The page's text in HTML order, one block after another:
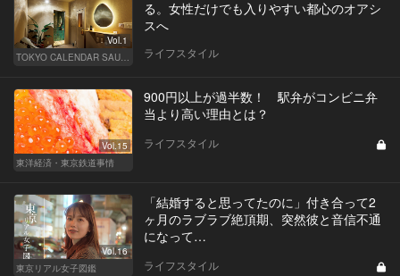
Vol.1
TOKYO CALENDAR SAUNA CLUB ― トウカレ サウナクラブ ―
る。女性だけでも入りやすい都心のオアシ
スへ
ライフスタイル
Vol.15
東洋経済・東京鉄道事情
900円以上が過半数！ 駅弁がコンビニ弁
当より高い理由とは？
ライフスタイル
Vol.16
東京リアル女子図鑑
「結婚すると思ってたのに」付き合って2
ヶ月のラブラブ絶頂期、突然彼と音信不通
になって…
ライフスタイル